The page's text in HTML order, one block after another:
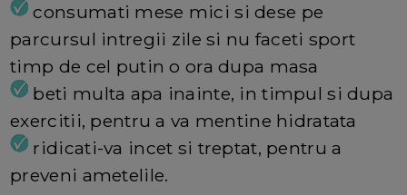
consumati mese mici si dese pe
parcursul intregii zile si nu faceti sport
timp de cel putin o ora dupa masa
beti multa apa inainte, in timpul si dupa
exercitii, pentru a va mentine hidratata
ridicati-va incet si treptat, pentru a
preveni ametelile.